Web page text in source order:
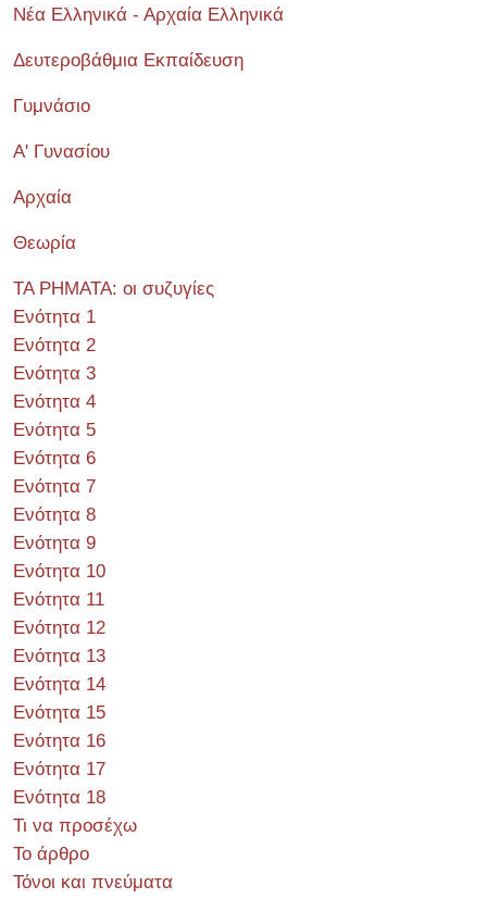
Νέα Ελληνικά - Αρχαία Ελληνικά
Δευτεροβάθμια Εκπαίδευση
Γυμνάσιο
Α' Γυνασίου
Αρχαία
Θεωρία
ΤΑ ΡΗΜΑΤΑ: οι συζυγίες
Ενότητα 1
Ενότητα 2
Ενότητα 3
Ενότητα 4
Ενότητα 5
Ενότητα 6
Ενότητα 7
Ενότητα 8
Ενότητα 9
Ενότητα 10
Ενότητα 11
Ενότητα 12
Ενότητα 13
Ενότητα 14
Ενότητα 15
Ενότητα 16
Ενότητα 17
Ενότητα 18
Τι να προσέχω
Το άρθρο
Τόνοι και πνεύματα